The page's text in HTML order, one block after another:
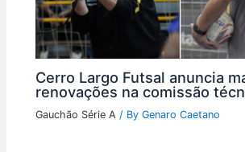
Cerro Largo Futsal anuncia
renovações na comissão
Gauchão Série A / ByGenaro Caetano